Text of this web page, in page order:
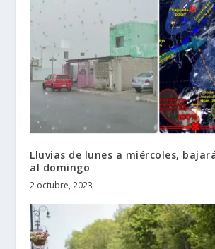
Lluvias de lunes a miércoles,
al domingo
2 octubre, 2023